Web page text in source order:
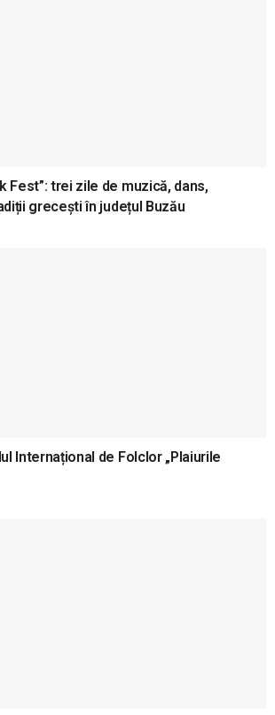
Fest”: trei zile de muzică, dans,
grecești în județul Buzău
Internațional de Folclor „Plaiurile